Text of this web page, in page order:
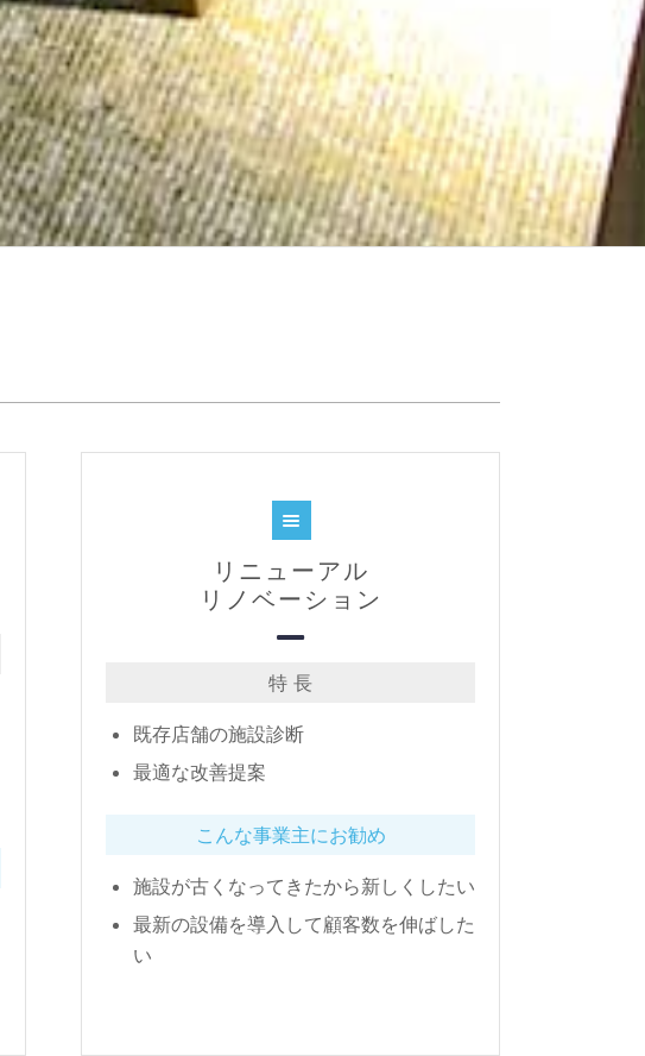
リニューアル
リノベーション
特 長
既存店舗の施設診断
最適な改善提案
こんな事業主にお勧め
施設が古くなってきたから新しくしたい
最新の設備を導入して顧客数を伸ばした
い